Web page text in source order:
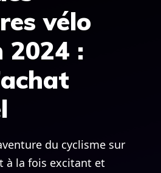
vélo
2024 :
du cyclisme sur
à la fois excitant et